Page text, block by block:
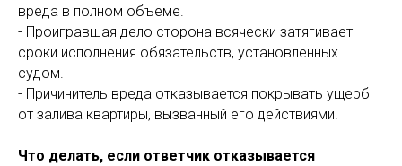
вреда в полном объеме.
- Проигравшая дело сторона всячески затягивает
сроки исполнения обязательств, установленных
судом.
- Причинитель вреда отказывается покрывать ущерб
от залива квартиры, вызванный его действиями.
Что делать, если ответчик отказывается